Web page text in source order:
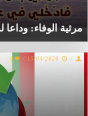
مرثية الوفاء:
/
15/04/2026
/
0